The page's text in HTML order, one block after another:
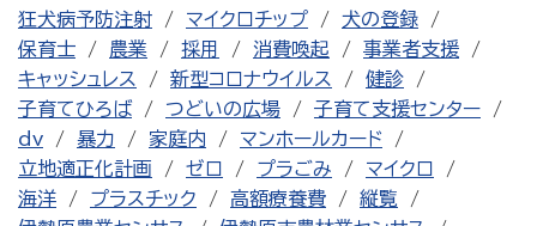
狂犬病予防注射
マイクロチップ
犬の登録
保育士
農業 採用 消費喚起
事業者支援
キャッシュレス
新型コロナウイルス
健診
子育てひろば
つどいの広場
子育て支援センター
dv
暴力 家庭内
マンホールカード
立地適正化計画
ゼロ プラごみ
マイクロ
海洋
プラスチック 高額療養費
縦覧